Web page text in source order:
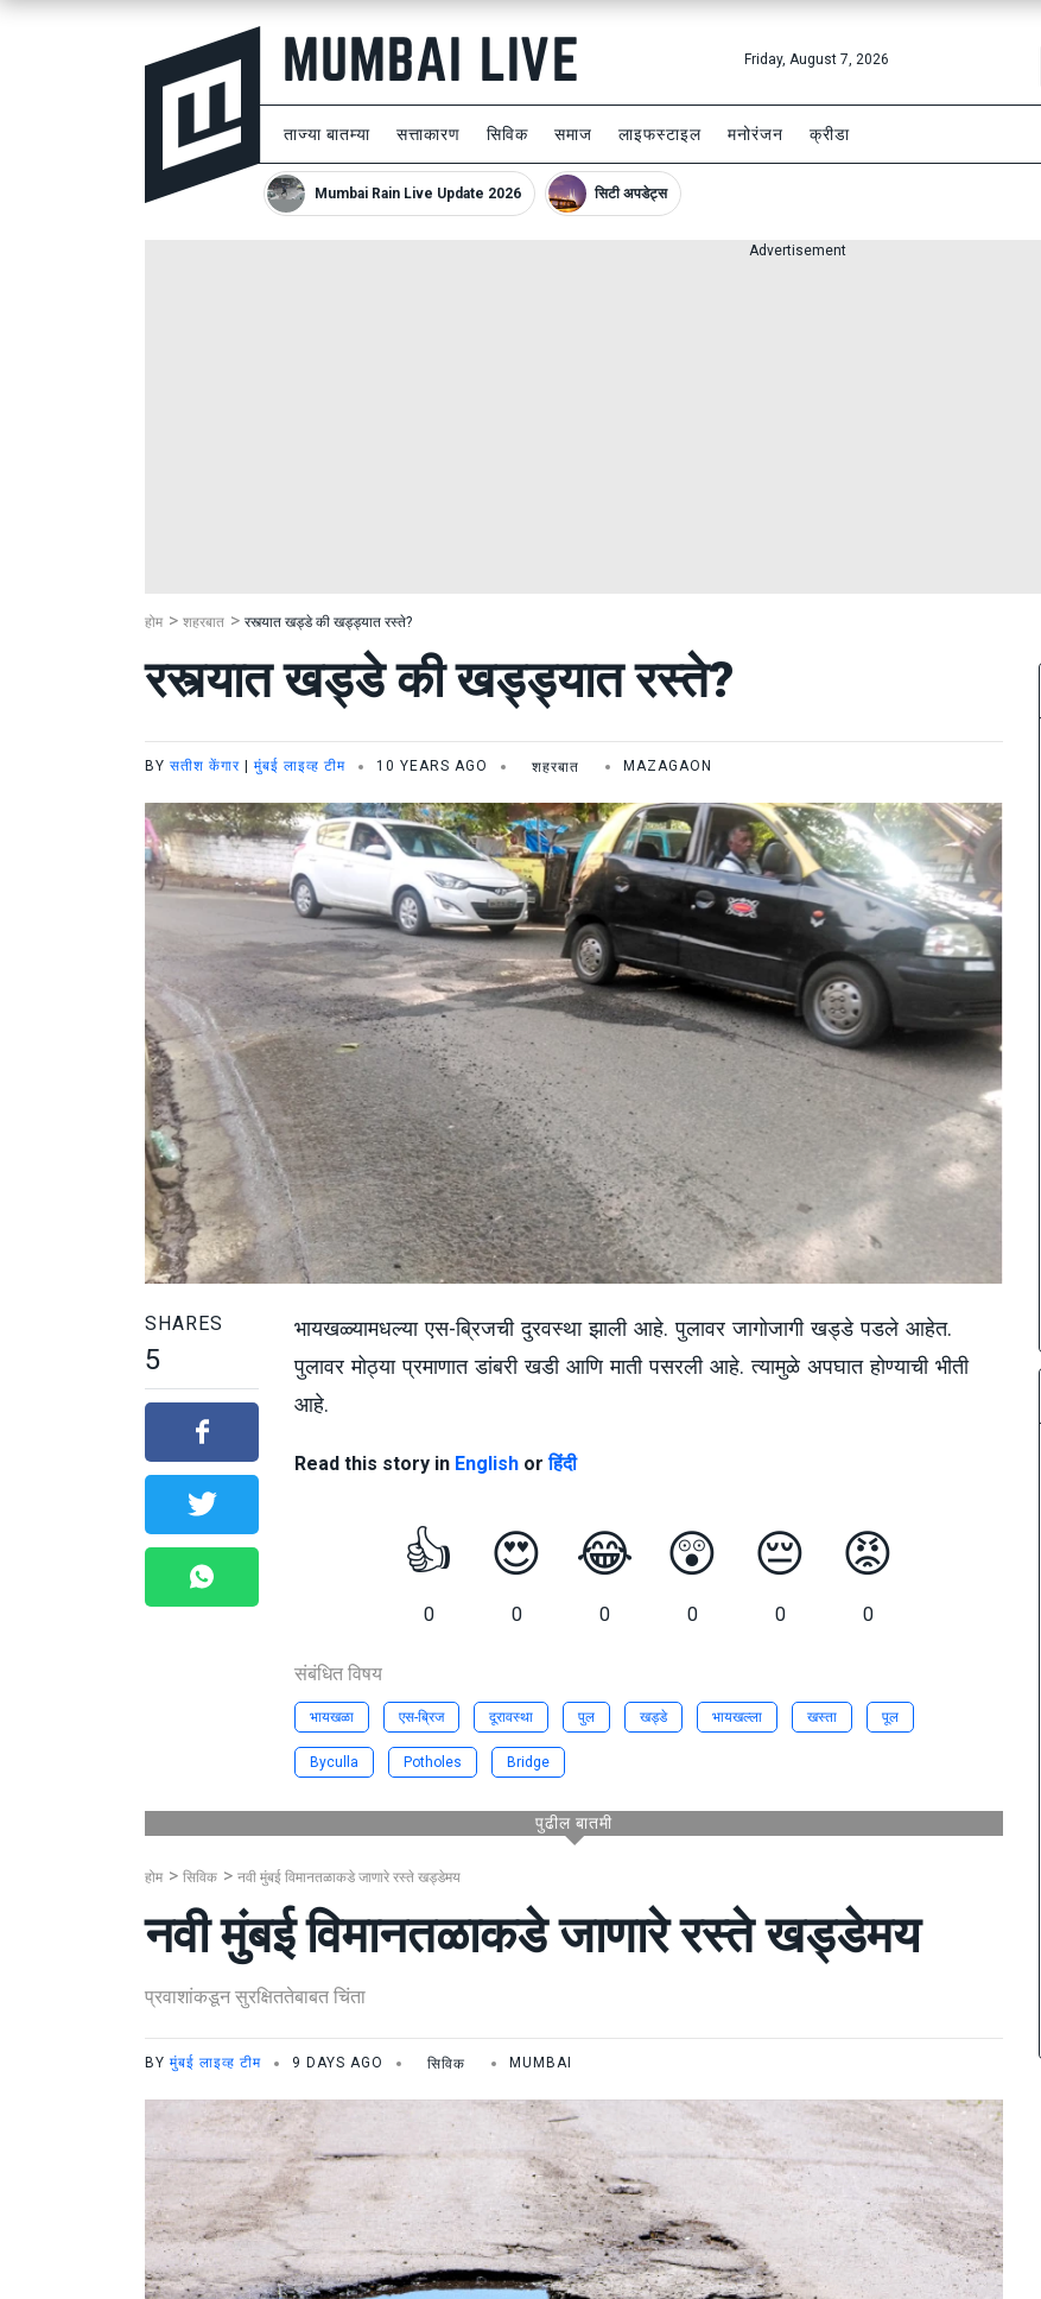
Friday, August 7, 2026
ताज्या बातम्या सत्ताकारण सिविक समाज लाइफस्टाइल मनोरंजन क्रीडा
Mumbai Rain Live Update 2026 सिटी अपडेट्स
Advertisement
होम शहरबात रस्त्यात खड्डे की खड्ड्यात रस्ते?
रस्त्यात खड्डे की खड्ड्यात रस्ते?
BY सतीश केंगार मुंबई लाइव्ह टीम 10 YEARS AGO शहरबात MAZAGAON
SHARES
5
भायखळ्यामधल्या एस-ब्रिजची दुरवस्था झाली आहे. पुलावर जागोजागी खड्डे पडले आहेत.
पुलावर मोठ्या प्रमाणात डांबरी खडी आणि माती पसरली आहे. त्यामुळे अपघात होण्याची भीती
आहे.
Read this story in Englishorहिंदी
👍
0
😍
0
😂
0
😲
0
😔
0
😡
0
संबंधित विषय
भायखळा एस-ब्रिज दूरावस्था पुल खड्डे भायखल्ला खस्ता पूल
Byculla Potholes Bridge
पुढील बातमी
होम सिविक नवी मुंबई विमानतळाकडे जाणारे रस्ते खड्डेमय
नवी मुंबई विमानतळाकडे जाणारे रस्ते खड्डेमय
प्रवाशांकडून सुरक्षिततेबाबत चिंता
BY मुंबई लाइव्ह टीम 9 DAYS AGO सिविक MUMBAI